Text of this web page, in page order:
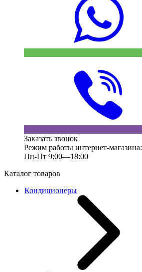
Заказать звонок
Режим работы интернет-магазина:
Пн-Пт 9:00—18:00
Каталог товаров
Кондиционеры